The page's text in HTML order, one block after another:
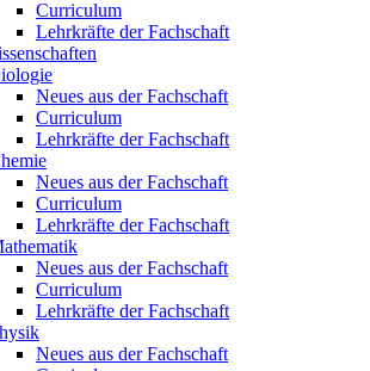
Curriculum
Lehrkräfte der Fachschaft
Neues aus der Fachschaft
Curriculum
Lehrkräfte der Fachschaft
Neues aus der Fachschaft
Curriculum
Lehrkräfte der Fachschaft
Neues aus der Fachschaft
Curriculum
Lehrkräfte der Fachschaft
Neues aus der Fachschaft